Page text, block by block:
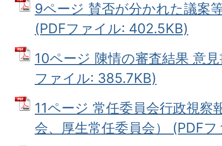
9ページ 賛否が分かれた議案
(PDFファイル: 402.5KB)
10ページ 陳情の審査結果 意
ファイル: 385.7KB)
11ページ 常任委員会行政視察
会、厚生常任委員会） (PDF